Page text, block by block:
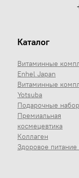
Каталог
Витаминные
Enhel Japan
Витаминные
Yotsuba
Подарочные
Премиальная
космецевтика
Коллаген
Здоровое